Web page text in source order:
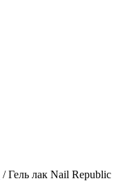
/Гель лак Nail Republic